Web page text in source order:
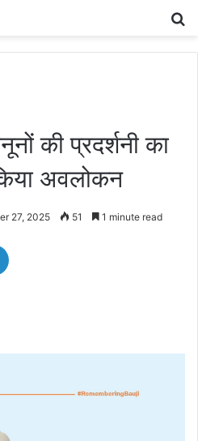
की प्रदर्शनी का
अवलोकन
27, 2025 51 1 minute read